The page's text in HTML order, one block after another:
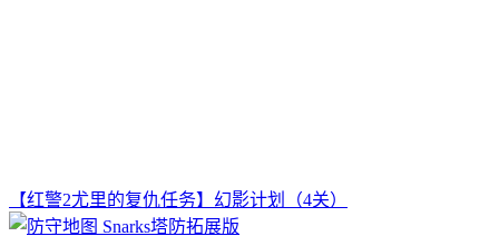
【红警2尤里的复仇任务】幻影计划（4关）